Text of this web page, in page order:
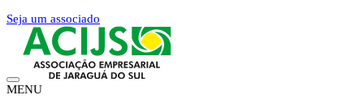
Seja um associado
MENU